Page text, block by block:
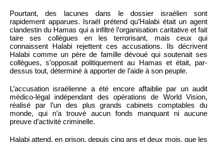
Pourtant, des lacunes dans le dossier israélien sont
rapidement apparues. Israël prétend qu’Halabi était un agent
clandestin du Hamas qui a infiltré l’organisation caritative et fait
taire ses collègues en les terrorisant, mais ceux qui
connaissent Halabi rejettent ces accusations. Ils décrivent
Halabi comme un père de famille dévoué qui soutenait ses
collègues, s’opposait politiquement au Hamas et était, par-
dessus tout, déterminé à apporter de l’aide à son peuple.
L’accusation israélienne a été encore affaiblie par un audit
médico-légal indépendant des opérations de World Vision,
réalisé par l’un des plus grands cabinets comptables du
monde, qui n’a trouvé aucun fonds manquant ni aucune
preuve d’activité criminelle.
Halabi attend, en prison, depuis cinq ans et deux mois, que les